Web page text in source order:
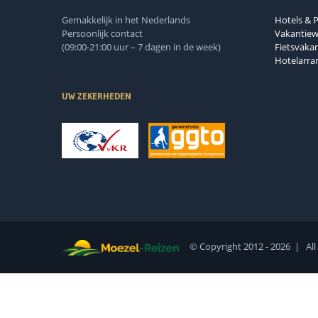
Gemakkelijk in het Nederlands
Persoonlijk contact
(09:00-21:00 uur – 7 dagen in de week)
UW ZEKERHEDEN
Hotels &
© Copyright 2012 -2026 | All